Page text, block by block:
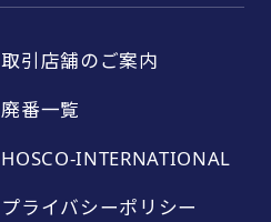
取引店舗のご案内
廃番一覧
HOSCO-INTERNATIONAL
プライバシーポリシー